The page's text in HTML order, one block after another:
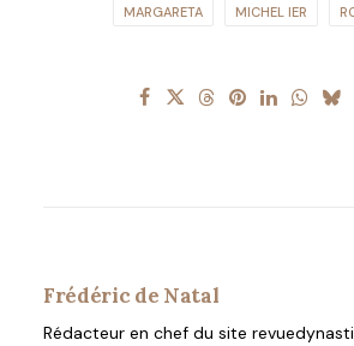
MARGARETA MICHEL IER
Frédéric de Natal
Rédacteur en chef du site